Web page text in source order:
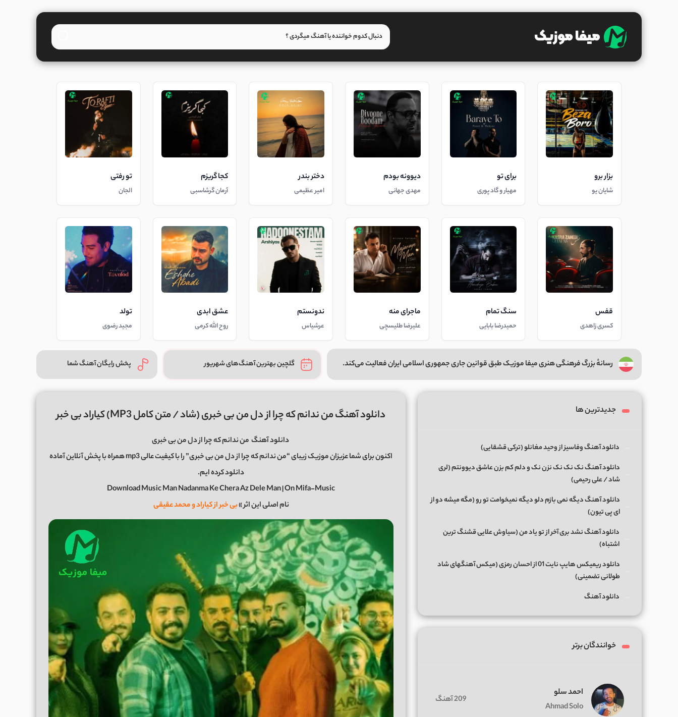
بزار برو
شایان یو
برای تو
مهیار و گاد پوری
دیوونه بودم
مهدی جهانی
دختر بندر
امیر عظیمی
کجا گریزم
آرمان گرشاسبی
تو رفتی
الجان
قفس
کسری زاهدی
سنگ تمام
حمیدرضا بابایی
ماجرای منه
علیرضا طلیسچی
ندونستم
عرشیاس
عشق ابدی
روح الله کرمی
تولد
مجید رضوی
رسانهٔ بزرگ فرهنگی هنری میفا موزیک طبق قوانین جاری جمهوری اسلامی ایران فعالیت می‌کند. گلچین بهترین آهنگ‌های شهریور پخش رایگان آهنگ شما
دانلود آهنگ من ندانم که چرا از دل من بی خبری (شاد / متن کامل MP3) کیاراد بی خبر
دانلود آهنگ من ندانم که چرا از دل من بی خبری
اکنون برای شما عزیزان موزیک زیبای “من ندانم که چرا از دل من بی خبری” را با کیفیت عالی mp3 همراه با پخش آنلاین آماده
دانلود کرده ایم.
Download Music Man Nadanma Ke Chera Az Dele Man | On Mifa-Music
نام اصلی این اثر »بی خبر از کیاراد و محمد عقیقی
جدیدترین ها
دانلود آهنگ وفاسیز از وحید مغانلو (ترکی قشقایی)
دانلود آهنگ نک نک نک نزن نک و دلم کم بزن عاشق دیوونتم (لری
شاد / علی رحیمی)
دانلود آهنگ دیگه نمی بازم دلو دیگه نمیخوامت تو رو (مگه میشه دو از
ای پی تیون)
دانلود آهنگ نشد بری آخر از تو یاد من (سیاوش علایی قشنگ ترین
اشتباه)
دانلود ریمیکس هایپ نایت 01 از احسان رمزی (میکس آهنگهای شاد
طولانی تضمینی)
دانلود آهنگ
خوانندگان برتر
احمد سلو
Ahmad Solo
209 آهنگ